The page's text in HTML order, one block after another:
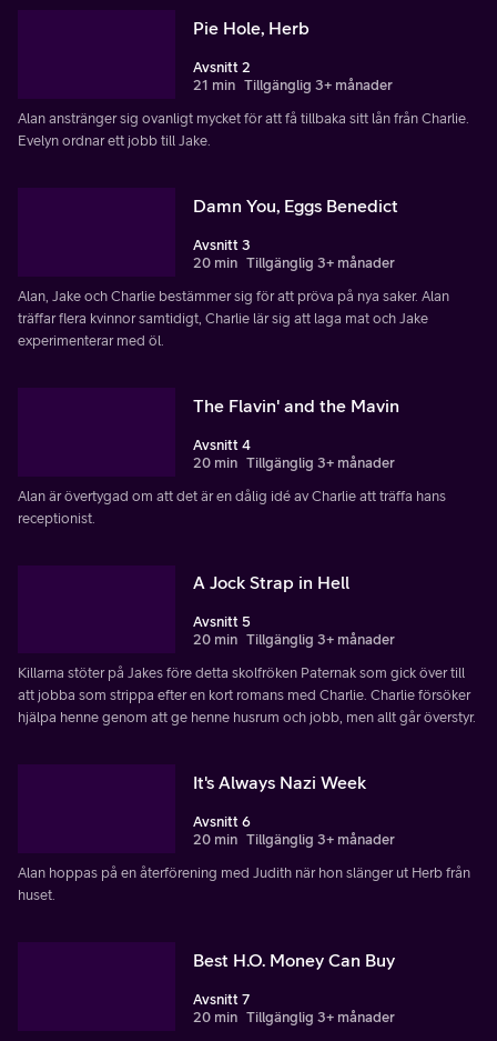
Pie Hole, Herb
Avsnitt 2
21 min Tillgänglig 3+ månader
Alan anstränger sig ovanligt mycket för att få tillbaka sitt lån från Charlie.
Evelyn ordnar ett jobb till Jake.
Damn You, Eggs Benedict
Avsnitt 3
20 min Tillgänglig 3+ månader
Alan, Jake och Charlie bestämmer sig för att pröva på nya saker. Alan
träffar flera kvinnor samtidigt, Charlie lär sig att laga mat och Jake
experimenterar med öl.
The Flavin' and the Mavin
Avsnitt 4
20 min Tillgänglig 3+ månader
Alan är övertygad om att det är en dålig idé av Charlie att träffa hans
receptionist.
A Jock Strap in Hell
Avsnitt 5
20 min Tillgänglig 3+ månader
Killarna stöter på Jakes före detta skolfröken Paternak som gick över till
att jobba som strippa efter en kort romans med Charlie. Charlie försöker
hjälpa henne genom att ge henne husrum och jobb, men allt går överstyr.
It's Always Nazi Week
Avsnitt 6
20 min Tillgänglig 3+ månader
Alan hoppas på en återförening med Judith när hon slänger ut Herb från
huset.
Best H.O. Money Can Buy
Avsnitt 7
20 min Tillgänglig 3+ månader